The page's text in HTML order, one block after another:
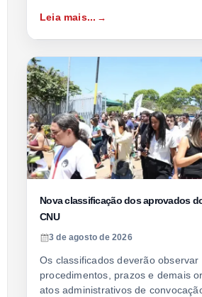
Leia mais...
Nova classificação dos aprovados
CNU
3 de agosto de 2026
Os classificados deverão observar
procedimentos, prazos e demais
atos administrativos de